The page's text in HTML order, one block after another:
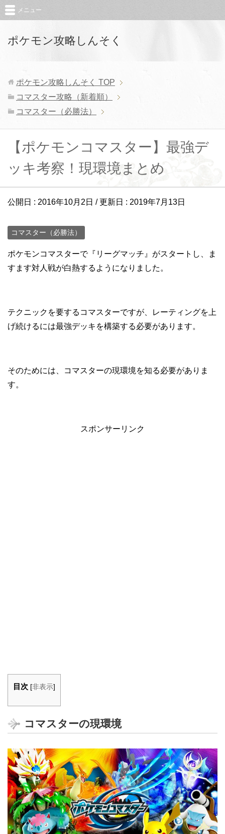
ポケモン攻略しんそく
メニュー
ポケモン攻略しんそく TOP
コマスター攻略（新着順）
コマスター（必勝法）
【ポケモンコマスター】最強デ
ッキ考察！現環境まとめ
公開日 : 2016年10月2日 / 更新日 : 2019年7月13日
コマスター（必勝法）
ポケモンコマスターで『リーグマッチ』がスタートし、ま
すます対人戦が白熱するようになりました。
テクニックを要するコマスターですが、レーティングを上
げ続けるには最強デッキを構築する必要があります。
そのためには、コマスターの現環境を知る必要がありま
す。
スポンサーリンク
目次 [非表示]
コマスターの現環境